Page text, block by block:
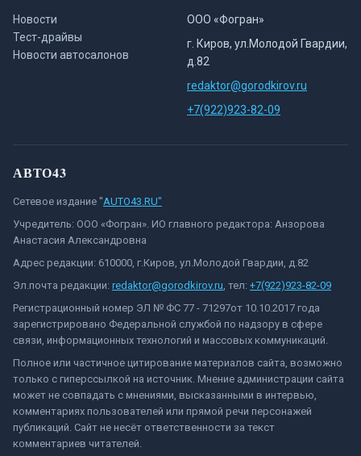
Новости
Тест-драйвы
Новости автосалонов
ООО «Фогран»
г. Киров, ул.Молодой Гвардии,
д.82
redaktor@gorodkirov.ru
+7(922)923-82-09
АВТО43
Сетевое издание "AUTO43.RU"
Учредитель: ООО «Фогран». ИО главного редактора: Анзорова
Анастасия Александровна
Адрес редакции: 610000, г.Киров, ул.Молодой Гвардии, д.82
Эл.почта редакции: redaktor@gorodkirov.ru, тел: +7(922)923-82-09
Регистрационный номер ЭЛ № ФС 77 - 71297от 10.10.2017 года
зарегистрировано Федеральной службой по надзору в сфере
связи, информационных технологий и массовых коммуникаций.
Полное или частичное цитирование материалов сайта, возможно
только с гиперссылкой на источник. Мнение администрации сайта
может не совпадать с мнениями, высказанными в интервью,
комментариях пользователей или прямой речи персонажей
публикаций. Сайт не несёт ответственности за текст
комментариев читателей.